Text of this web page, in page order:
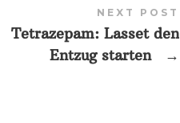
NEXT POST
Tetrazepam: Lasset den
Entzug starten
→